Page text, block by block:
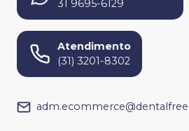
31 9695-6129
Atendimento
(31) 3201-8302